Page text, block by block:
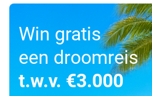
Win gratis
een droomreis
t.w.v. €3.000